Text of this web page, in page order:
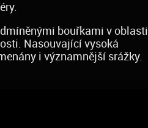
bouřkami v oblasti
Nasouvající vysoká
i významnější srážky.